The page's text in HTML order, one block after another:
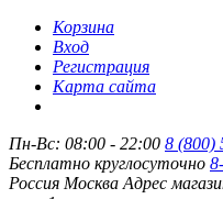
Корзина
Вход
Регистрация
Карта сайта
Пн-Вс: 08:00 - 22:00 8 (800)
Бесплатно круглосуточно
Россия Москва Адрес